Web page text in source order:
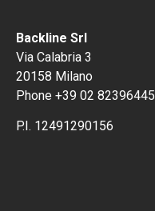
Backline Srl
Via Calabria 3
20158 Milano
Phone +39 02 82396445
P.I. 12491290156